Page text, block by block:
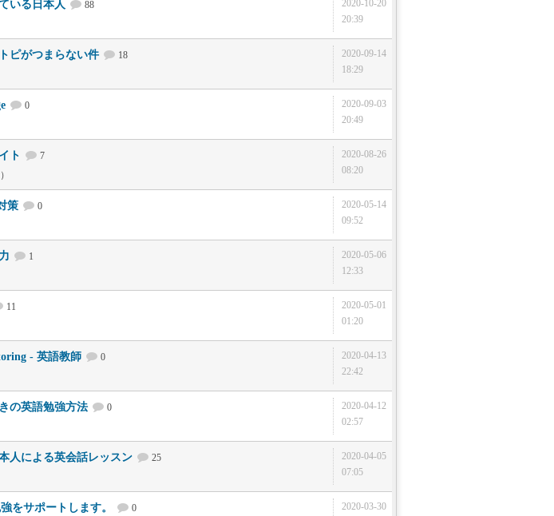
2020-10-20
20:39
いる日本人
88
2020-09-14
18:29
ピがつまらない件
18
2020-09-03
20:49
0
2020-08-26
08:20
ト
7
2020-05-14
09:52
策
0
2020-05-06
12:33
1
2020-05-01
01:20
11
2020-04-13
22:42
- 英語教師
0
2020-04-12
02:57
の英語勉強方法
0
2020-04-05
07:05
人による英会話レッスン
25
2020-03-30
をサポートします。
0